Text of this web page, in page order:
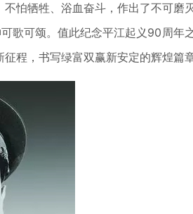
怕牺牲、浴血奋斗，作出了不可磨
可颂。值此纪念平江起义90周年
程，书写绿富双赢新安定的辉煌篇章